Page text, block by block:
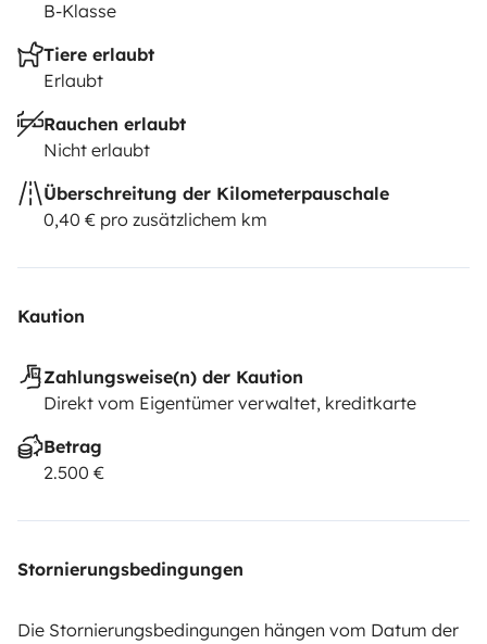
B-Klasse
Tiere erlaubt
Erlaubt
Rauchen erlaubt
Nicht erlaubt
Überschreitung der Kilometerpauschale
0,40 € pro zusätzlichem km
Kaution
Zahlungsweise(n) der Kaution
Direkt vom Eigentümer verwaltet, kreditkarte
Betrag
2.500 €
Stornierungsbedingungen
Die Stornierungsbedingungen hängen vom Datum der